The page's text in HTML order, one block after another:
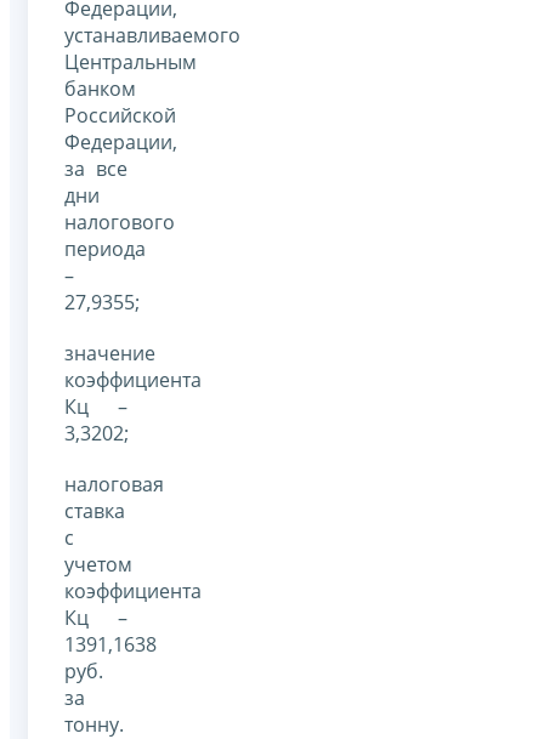
Федерации,
устанавливаемого
Центральным
банком
Российской
Федерации,
за все
дни
налогового
периода
–
27,9355;
значение
коэффициента
Кц –
3,3202;
налоговая
ставка
с
учетом
коэффициента
Кц –
1391,1638
руб.
за
тонну.